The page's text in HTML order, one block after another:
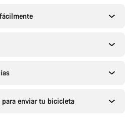
enviar tu bicicleta